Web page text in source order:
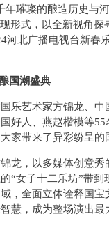
年璀璨的酿造历史与
形式，以全新视角
北广播电视台新春
国潮盛典
乐艺术家方锦龙、
好人、燕赵楷模等
家带来了异彩纷呈的
龙，以多媒体创意
“女子十二乐坊”带
，全面立体诠释国
慧，成为整场演出最